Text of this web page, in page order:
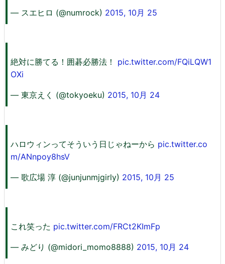
— スエヒロ (@numrock) 2015, 10月 25
絶対に勝てる！囲碁必勝法！ pic.twitter.com/FQiLQW1
OXi
— 東京えく (@tokyoeku) 2015, 10月 24
ハロウィンってそういう日じゃねーから pic.twitter.co
m/ANnpoy8hsV
— 歌広場 淳 (@junjunmjgirly) 2015, 10月 25
これ笑った pic.twitter.com/FRCt2KImFp
— みどり (@midori_momo8888) 2015, 10月 24